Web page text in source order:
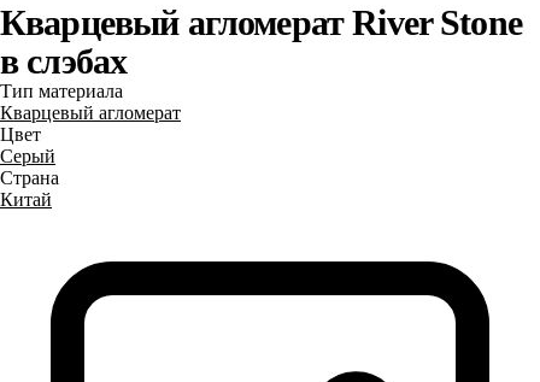
Кварцевый агломерат River Stone
в слэбах
Тип материала
Кварцевый агломерат
Цвет
Серый
Страна
Китай